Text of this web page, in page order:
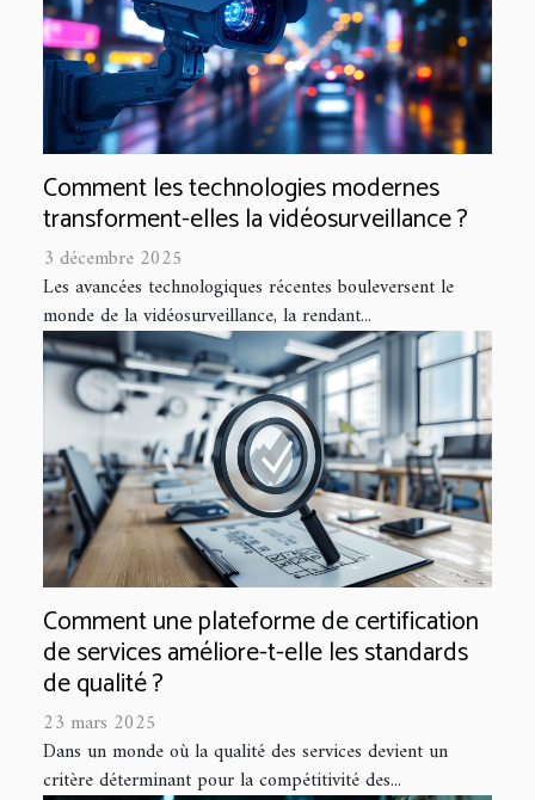
Comment les technologies modernes
transforment-elles la vidéosurveillance ?
3 décembre 2025
Les avancées technologiques récentes bouleversent le
monde de la vidéosurveillance, la rendant...
Comment une plateforme de certification
de services améliore-t-elle les standards
de qualité ?
23 mars 2025
Dans un monde où la qualité des services devient un
critère déterminant pour la compétitivité des...